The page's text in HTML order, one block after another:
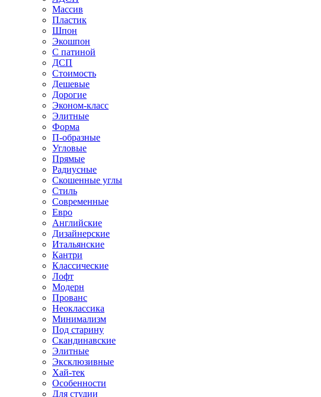
Массив
Пластик
Шпон
Экошпон
С патиной
ДСП
Стоимость
Дешевые
Дорогие
Эконом-класс
Элитные
Форма
П-образные
Угловые
Прямые
Радиусные
Скошенные углы
Стиль
Современные
Евро
Английские
Дизайнерские
Итальянские
Кантри
Классические
Лофт
Модерн
Прованс
Неоклассика
Минимализм
Под старину
Скандинавские
Элитные
Эксклюзивные
Хай-тек
Особенности
Для студии